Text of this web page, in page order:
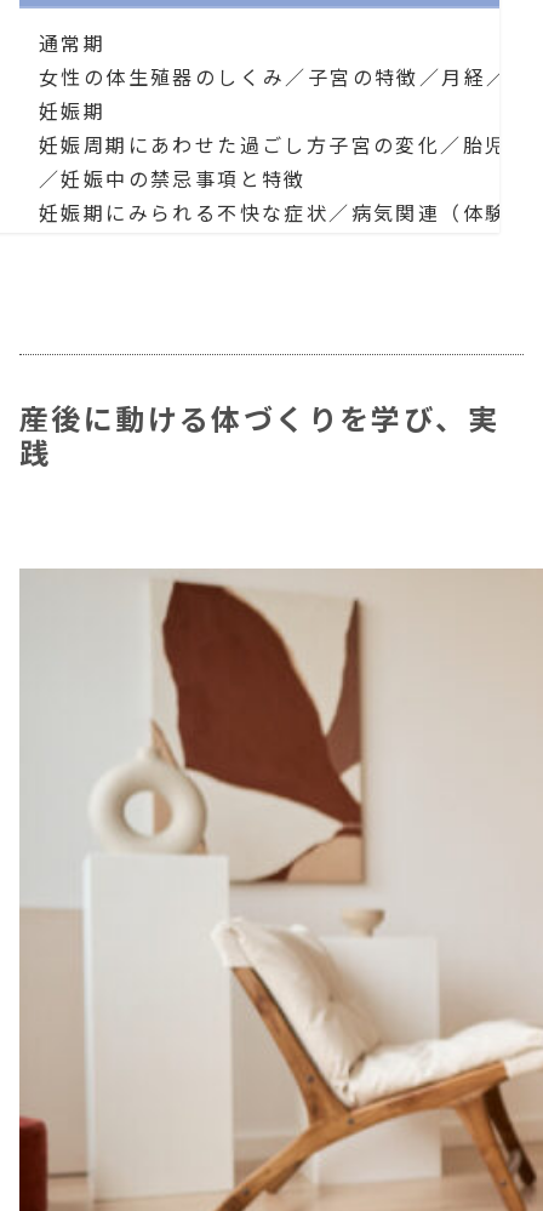
通常期
女性の体生殖器のしくみ／子宮の特徴／月経／分
妊娠期
妊娠周期にあわせた過ごし方子宮の変化／胎児の
／妊娠中の禁忌事項と特徴
妊娠期にみられる不快な症状／病気関連（体験談
出産時の体出産のながれ／陣痛からいきみ／産道
出産時のケーススタディー（体験談）
分娩スタイル（体験談）
赤ちゃんとの過ごし方（体験談）
赤ちゃんの免疫／検査など（体験談）
産後に動ける体づくりを学び、実
践